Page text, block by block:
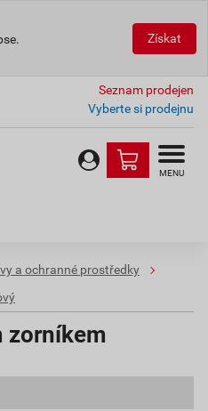
Získat
Seznam prodejen
Vyberte si prodejnu
MENU
a ochranné prostředky
zorníkem